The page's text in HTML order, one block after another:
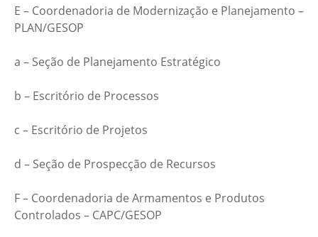
E – Coordenadoria de Modernização e Planejamento –
PLAN/GESOP
a – Seção de Planejamento Estratégico
b – Escritório de Processos
c – Escritório de Projetos
d – Seção de Prospecção de Recursos
F – Coordenadoria de Armamentos e Produtos
Controlados – CAPC/GESOP